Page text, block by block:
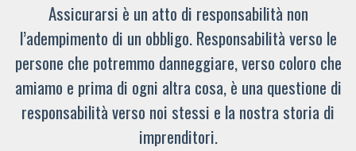
Assicurarsi è un atto di responsabilità non
l’adempimento di un obbligo. Responsabilità verso le
persone che potremmo danneggiare, verso coloro che
amiamo e prima di ogni altra cosa, è una questione di
responsabilità verso noi stessi e la nostra storia di
imprenditori.